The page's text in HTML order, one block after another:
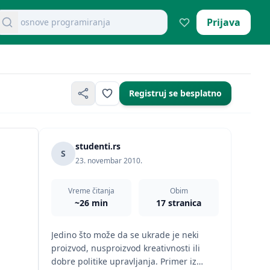
dokumente
mikroekonomija pitanja Prijava
Registruj se besplatno
S
studenti.rs
23. novembar 2010.
Vreme čitanja
~26 min
Obim
17 stranica
Jedino što može da se ukrade je neki
proizvod, nusproizvod kreativnosti ili
dobre politike upravljanja. Primer iz